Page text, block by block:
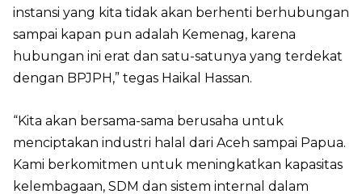
instansi yang kita tidak akan berhenti berhubungan
sampai kapan pun adalah Kemenag, karena
hubungan ini erat dan satu-satunya yang terdekat
dengan BPJPH,” tegas Haikal Hassan.
“Kita akan bersama-sama berusaha untuk
menciptakan industri halal dari Aceh sampai Papua.
Kami berkomitmen untuk meningkatkan kapasitas
kelembagaan, SDM dan sistem internal dalam